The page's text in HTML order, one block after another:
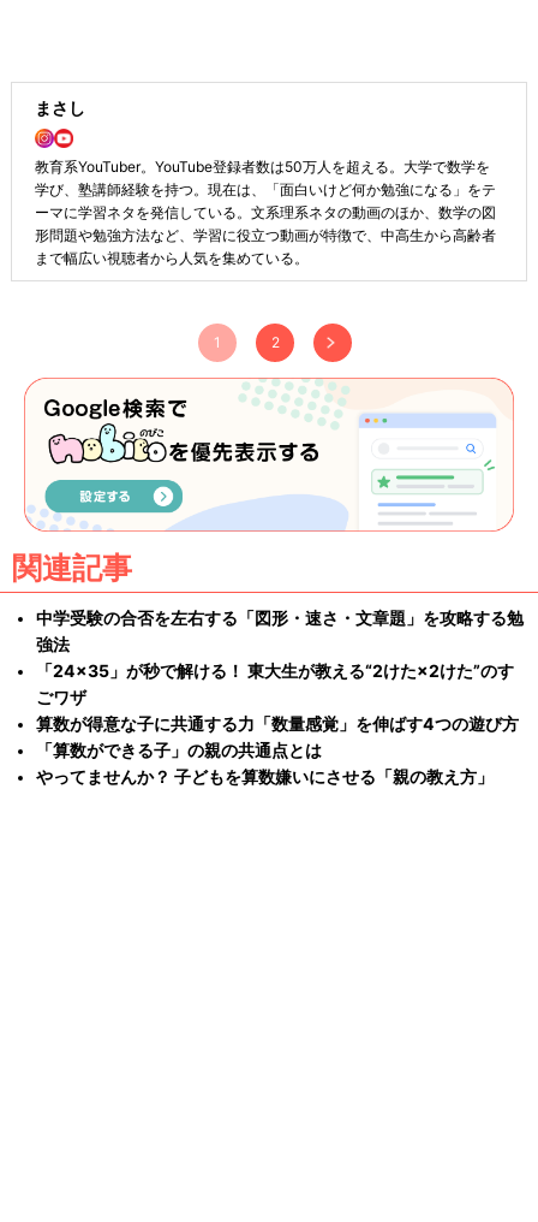
まさし
教育系YouTuber。YouTube登録者数は50万人を超える。大学で数学を
学び、塾講師経験を持つ。現在は、「面白いけど何か勉強になる」をテ
ーマに学習ネタを発信している。文系理系ネタの動画のほか、数学の図
形問題や勉強方法など、学習に役立つ動画が特徴で、中高生から高齢者
まで幅広い視聴者から人気を集めている。
1 2
関連記事
中学受験の合否を左右する「図形・速さ・文章題」を攻略する勉
強法
「24×35」が秒で解ける！ 東大生が教える“2けた×2けた”のす
ごワザ
算数が得意な子に共通する力「数量感覚」を伸ばす4つの遊び方
「算数ができる子」の親の共通点とは
やってませんか？ 子どもを算数嫌いにさせる「親の教え方」